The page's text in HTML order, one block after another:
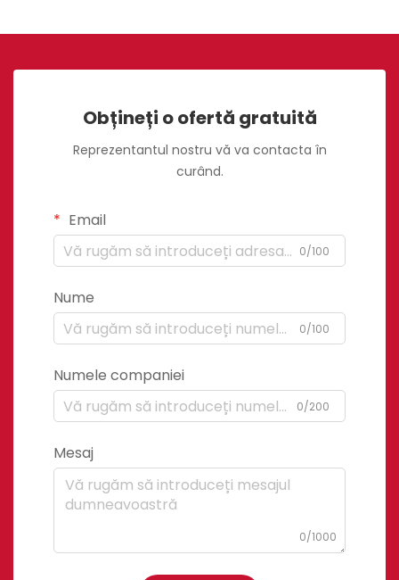
Obțineți o ofertă gratuită
Reprezentantul nostru vă va contacta în
curând.
Email
0/100
Nume
0/100
Numele companiei
0/200
Mesaj
0/1000